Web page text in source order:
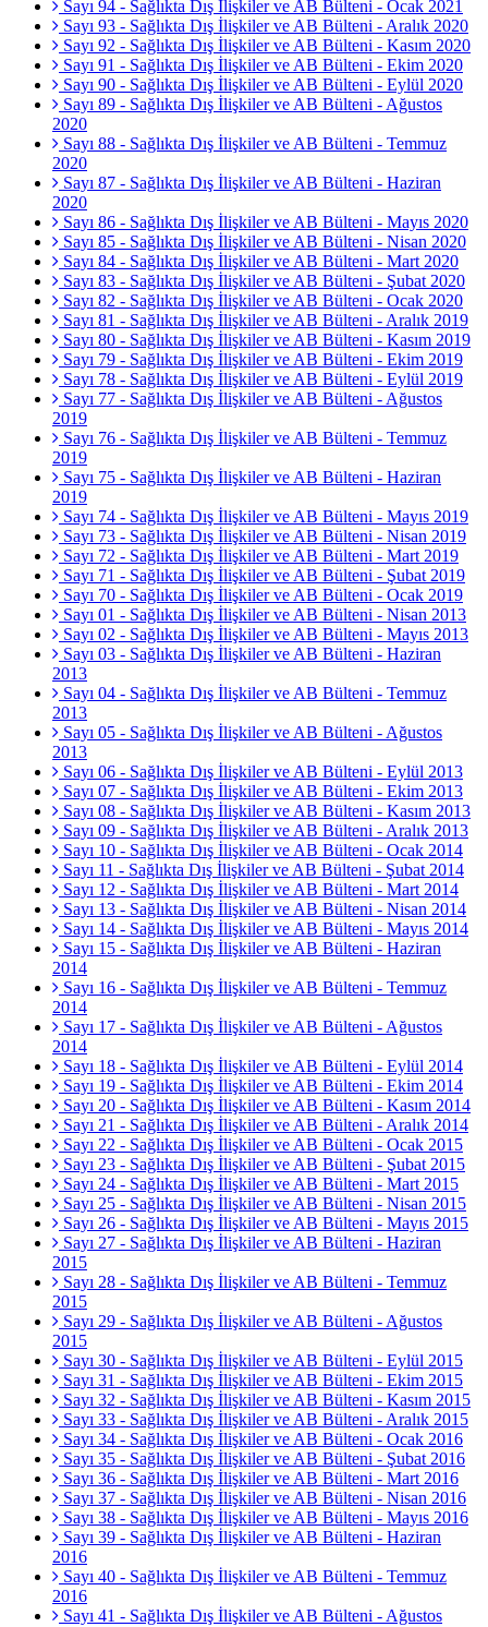
Sayı 94 - Sağlıkta Dış İlişkiler ve AB Bülteni - Ocak 2021
Sayı 93 - Sağlıkta Dış İlişkiler ve AB Bülteni - Aralık 2020
Sayı 92 - Sağlıkta Dış İlişkiler ve AB Bülteni - Kasım 2020
Sayı 91 - Sağlıkta Dış İlişkiler ve AB Bülteni - Ekim 2020
Sayı 90 - Sağlıkta Dış İlişkiler ve AB Bülteni - Eylül 2020
Sayı 89 - Sağlıkta Dış İlişkiler ve AB Bülteni - Ağustos
2020
Sayı 88 - Sağlıkta Dış İlişkiler ve AB Bülteni - Temmuz
2020
Sayı 87 - Sağlıkta Dış İlişkiler ve AB Bülteni - Haziran
2020
Sayı 86 - Sağlıkta Dış İlişkiler ve AB Bülteni - Mayıs 2020
Sayı 85 - Sağlıkta Dış İlişkiler ve AB Bülteni - Nisan 2020
Sayı 84 - Sağlıkta Dış İlişkiler ve AB Bülteni - Mart 2020
Sayı 83 - Sağlıkta Dış İlişkiler ve AB Bülteni - Şubat 2020
Sayı 82 - Sağlıkta Dış İlişkiler ve AB Bülteni - Ocak 2020
Sayı 81 - Sağlıkta Dış İlişkiler ve AB Bülteni - Aralık 2019
Sayı 80 - Sağlıkta Dış İlişkiler ve AB Bülteni - Kasım 2019
Sayı 79 - Sağlıkta Dış İlişkiler ve AB Bülteni - Ekim 2019
Sayı 78 - Sağlıkta Dış İlişkiler ve AB Bülteni - Eylül 2019
Sayı 77 - Sağlıkta Dış İlişkiler ve AB Bülteni - Ağustos
2019
Sayı 76 - Sağlıkta Dış İlişkiler ve AB Bülteni - Temmuz
2019
Sayı 75 - Sağlıkta Dış İlişkiler ve AB Bülteni - Haziran
2019
Sayı 74 - Sağlıkta Dış İlişkiler ve AB Bülteni - Mayıs 2019
Sayı 73 - Sağlıkta Dış İlişkiler ve AB Bülteni - Nisan 2019
Sayı 72 - Sağlıkta Dış İlişkiler ve AB Bülteni - Mart 2019
Sayı 71 - Sağlıkta Dış İlişkiler ve AB Bülteni - Şubat 2019
Sayı 70 - Sağlıkta Dış İlişkiler ve AB Bülteni - Ocak 2019
Sayı 01 - Sağlıkta Dış İlişkiler ve AB Bülteni - Nisan 2013
Sayı 02 - Sağlıkta Dış İlişkiler ve AB Bülteni - Mayıs 2013
Sayı 03 - Sağlıkta Dış İlişkiler ve AB Bülteni - Haziran
2013
Sayı 04 - Sağlıkta Dış İlişkiler ve AB Bülteni - Temmuz
2013
Sayı 05 - Sağlıkta Dış İlişkiler ve AB Bülteni - Ağustos
2013
Sayı 06 - Sağlıkta Dış İlişkiler ve AB Bülteni - Eylül 2013
Sayı 07 - Sağlıkta Dış İlişkiler ve AB Bülteni - Ekim 2013
Sayı 08 - Sağlıkta Dış İlişkiler ve AB Bülteni - Kasım 2013
Sayı 09 - Sağlıkta Dış İlişkiler ve AB Bülteni - Aralık 2013
Sayı 10 - Sağlıkta Dış İlişkiler ve AB Bülteni - Ocak 2014
Sayı 11 - Sağlıkta Dış İlişkiler ve AB Bülteni - Şubat 2014
Sayı 12 - Sağlıkta Dış İlişkiler ve AB Bülteni - Mart 2014
Sayı 13 - Sağlıkta Dış İlişkiler ve AB Bülteni - Nisan 2014
Sayı 14 - Sağlıkta Dış İlişkiler ve AB Bülteni - Mayıs 2014
Sayı 15 - Sağlıkta Dış İlişkiler ve AB Bülteni - Haziran
2014
Sayı 16 - Sağlıkta Dış İlişkiler ve AB Bülteni - Temmuz
2014
Sayı 17 - Sağlıkta Dış İlişkiler ve AB Bülteni - Ağustos
2014
Sayı 18 - Sağlıkta Dış İlişkiler ve AB Bülteni - Eylül 2014
Sayı 19 - Sağlıkta Dış İlişkiler ve AB Bülteni - Ekim 2014
Sayı 20 - Sağlıkta Dış İlişkiler ve AB Bülteni - Kasım 2014
Sayı 21 - Sağlıkta Dış İlişkiler ve AB Bülteni - Aralık 2014
Sayı 22 - Sağlıkta Dış İlişkiler ve AB Bülteni - Ocak 2015
Sayı 23 - Sağlıkta Dış İlişkiler ve AB Bülteni - Şubat 2015
Sayı 24 - Sağlıkta Dış İlişkiler ve AB Bülteni - Mart 2015
Sayı 25 - Sağlıkta Dış İlişkiler ve AB Bülteni - Nisan 2015
Sayı 26 - Sağlıkta Dış İlişkiler ve AB Bülteni - Mayıs 2015
Sayı 27 - Sağlıkta Dış İlişkiler ve AB Bülteni - Haziran
2015
Sayı 28 - Sağlıkta Dış İlişkiler ve AB Bülteni - Temmuz
2015
Sayı 29 - Sağlıkta Dış İlişkiler ve AB Bülteni - Ağustos
2015
Sayı 30 - Sağlıkta Dış İlişkiler ve AB Bülteni - Eylül 2015
Sayı 31 - Sağlıkta Dış İlişkiler ve AB Bülteni - Ekim 2015
Sayı 32 - Sağlıkta Dış İlişkiler ve AB Bülteni - Kasım 2015
Sayı 33 - Sağlıkta Dış İlişkiler ve AB Bülteni - Aralık 2015
Sayı 34 - Sağlıkta Dış İlişkiler ve AB Bülteni - Ocak 2016
Sayı 35 - Sağlıkta Dış İlişkiler ve AB Bülteni - Şubat 2016
Sayı 36 - Sağlıkta Dış İlişkiler ve AB Bülteni - Mart 2016
Sayı 37 - Sağlıkta Dış İlişkiler ve AB Bülteni - Nisan 2016
Sayı 38 - Sağlıkta Dış İlişkiler ve AB Bülteni - Mayıs 2016
Sayı 39 - Sağlıkta Dış İlişkiler ve AB Bülteni - Haziran
2016
Sayı 40 - Sağlıkta Dış İlişkiler ve AB Bülteni - Temmuz
2016
Sayı 41 - Sağlıkta Dış İlişkiler ve AB Bülteni - Ağustos